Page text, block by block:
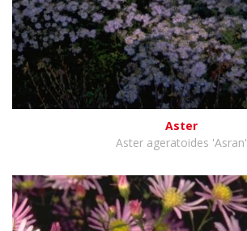
Aster
Aster ageratoides 'Asran'